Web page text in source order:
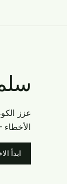
الأخطاء
ابدأ